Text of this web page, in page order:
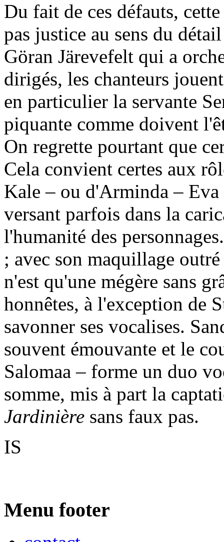
Du fait de ces défauts,
pas justice au sens du
Göran Järevefelt qui a
dirigés, les chanteurs
en particulier la servante
piquante comme doivent
On regrette pourtant que
Cela convient certes aux
Kale – ou d'Arminda – Eva
versant parfois dans la
l'humanité des
; avec son maquillage
n'est qu'une mégère sans
honnêtes, à l'exception de
savonner ses vocalises.
souvent émouvante et le
Salomaa – forme un duo
somme, mis à part la
Jardinière sans faux pas.
IS
Menu footer